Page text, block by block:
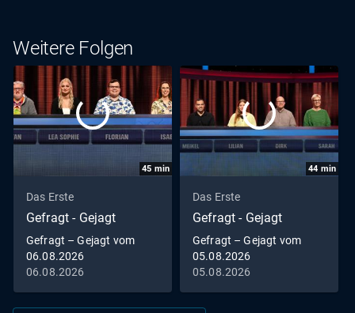
Weitere Folgen
45 min
Das Erste
Gefragt - Gejagt
Gefragt – Gejagt vom
06.08.2026
06.08.2026
44 min
Das Erste
Gefragt - Gejagt
Gefragt – Gejagt vom
05.08.2026
05.08.2026